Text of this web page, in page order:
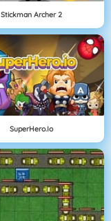
Stickman Archer 2
SuperHero.io